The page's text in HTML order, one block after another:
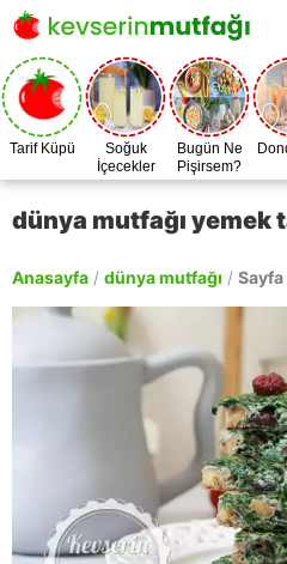
Tarif Küpü
Soğuk
İçecekler
Bugün Ne
Pişirsem?
dünya mutfağı yemek
Anasayfa / dünya mutfağı / Sayfa